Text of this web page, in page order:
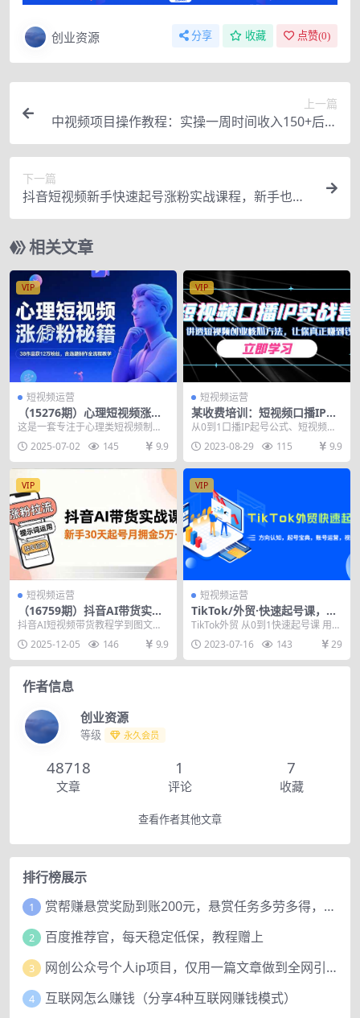
创业资源 分享 收藏 点赞(0)
上一篇
中视频项目操作教程：实操一周时间收入150+后面
数量起来了收入会越滚越大
下一篇
抖音短视频新手快速起号涨粉实战课程，新手也能
操作，快速涨粉
相关文章
VIP
短视频运营
（15276期）心理短视频涨粉
秘籍，38作品获12万粉丝，含
选题制作全流程教学
这是一套专注于心理类短视频制作
的实战课程，通过38个作品实现12
万粉丝增长，验证...
2025-07-02 145 9.9
VIP
短视频运营
某收费培训：短视频口播IP实
战营，讲透短视频创业核心方
法，让你真正赚到钱
从0到1口播IP起号公式、短视频创
业三板斧、视频号及私域运营全套
方法 课程包括：...
2023-08-29 115 9.9
VIP
短视频运营
（16759期）抖音AI带货实战
课，涨粉拉流、提示词运用、
金5万+
抖音AI短视频带货教程学到图文短
视频带货教程 第一阶段：涨粉拉流
01、第1课学...
2025-12-05 146 9.9
VIP
短视频运营
TikTok/外贸·快速起号课，方
向认知，起号宝典，账号运
TikTok外贸 从0到1快速起号课 用商
业思维突破从0到1 都说TikTok好...
2023-07-16 143 29
作者信息
创业资源
等级 永久会员
48718
文章
1
评论
7
收藏
查看作者其他文章
排行榜展示
1 赏帮赚悬赏奖励到账200元，悬赏任务多劳多得，人人可做。
2 百度推荐官，每天稳定低保，教程赠上
3 网创公众号个人ip项目，仅用一篇文章做到全网引流！
4 互联网怎么赚钱（分享4种互联网赚钱模式）